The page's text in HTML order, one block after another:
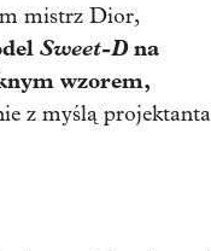
mistrz Dior,
Sweet-Dna
wzorem,
z myślą projektanta